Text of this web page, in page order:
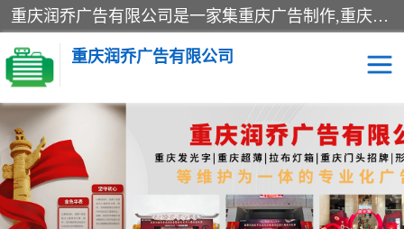
重庆润乔广告有限公司是一家集重庆广告制作,重庆标识标牌,亚克力发光字,led发光字,树脂发光字,超薄灯箱,拉布灯箱,吸塑灯箱,门头招牌,企业形象墙,写真喷绘,x展架,拉网展架,广告展架,条幅,锦旗设计,制作,施工,维护为一体的专业化广告公司.
重庆润乔广告有限公司
招牌类 发光字类
灯箱类 形象墙类